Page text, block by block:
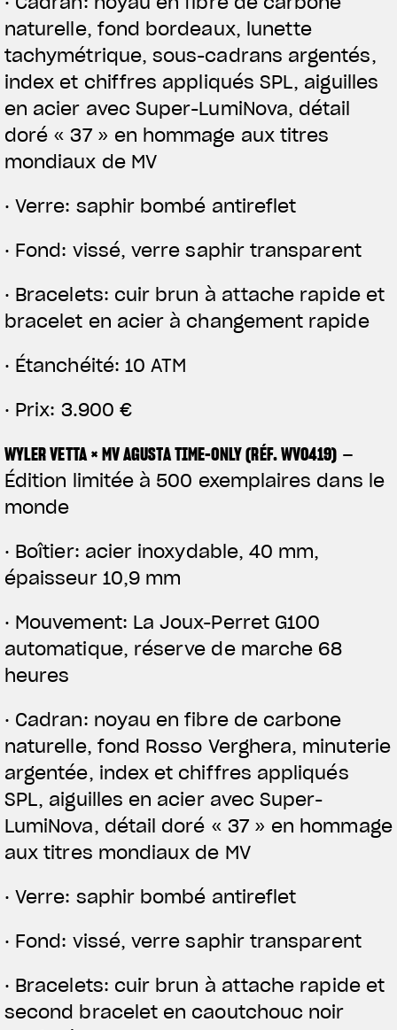
naturelle, fond bordeaux, lunette
tachymétrique, sous-cadrans argentés,
index et chiffres appliqués SPL, aiguilles
en acier avec Super-LumiNova, détail
doré « 37 » en hommage aux titres
mondiaux de MV
· Verre: saphir bombé antireflet
· Fond: vissé, verre saphir transparent
· Bracelets: cuir brun à attache rapide et
bracelet en acier à changement rapide
· Étanchéité: 10 ATM
· Prix: 3.900 €
WYLER VETTA × MV AGUSTA TIME-ONLY (RÉF. WV0419) –
Édition limitée à 500 exemplaires dans le
monde
· Boîtier: acier inoxydable, 40 mm,
épaisseur 10,9 mm
· Mouvement: La Joux-Perret G100
automatique, réserve de marche 68
heures
· Cadran: noyau en fibre de carbone
naturelle, fond Rosso Verghera, minuterie
argentée, index et chiffres appliqués
SPL, aiguilles en acier avec Super-
LumiNova, détail doré « 37 » en hommage
aux titres mondiaux de MV
· Verre: saphir bombé antireflet
· Fond: vissé, verre saphir transparent
· Bracelets: cuir brun à attache rapide et
second bracelet en caoutchouc noir